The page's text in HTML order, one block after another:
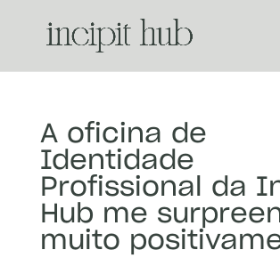
A oficina de
Identidade
Profissional da
Hub me
muito